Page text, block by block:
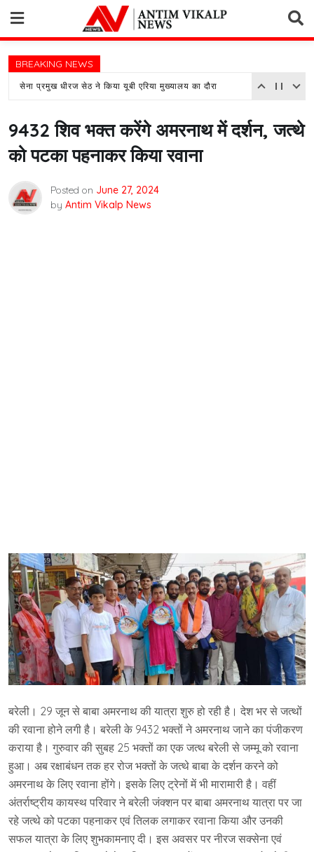
content
BREAKING NEWS
सेना प्रमुख धीरज सेठ ने किया यूबी एरिया मुख्यालय का दौरा
9432 शिव भक्त करेंगे अमरनाथ में दर्शन, जत्थे
को पटका पहनाकर किया रवाना
Posted on June 27, 2024
by Antim Vikalp News
बरेली। 29 जून से बाबा अमरनाथ की यात्रा शुरु हो रही है। देश भर से जत्थों
की रवाना होने लगी है। बरेली के 9432 भक्तों ने अमरनाथ जाने का पंजीकरण
कराया है। गुरुवार की सुबह 25 भक्तों का एक जत्थ बरेली से जम्मू को रवाना
हुआ। अब रक्षाबंधन तक हर रोज भक्तों के जत्थे बाबा के दर्शन करने को
अमरनाथ के लिए रवाना होंगे। इसके लिए ट्रेनों में भी मारामारी है। वहीं
अंतर्राष्ट्रीय कायस्थ परिवार ने बरेली जंक्शन पर बाबा अमरनाथ यात्रा पर जा
रहे जत्थे को पटका पहनाकर एवं तिलक लगाकर रवाना किया और उनकी
सफल यात्रा के लिए शुभकामनाए दी। इस अवसर पर नीरज सक्सेना एवं